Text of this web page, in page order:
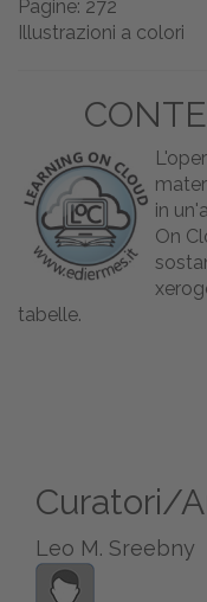
Pagine: 272
Illustrazioni a colori
in
On
tabelle.
Curatori/
Leo M. Sreebny